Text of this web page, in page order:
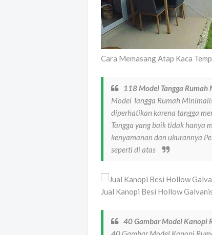
Cara Memasang Atap Kaca
118 Model Tangga
Model Tangga Rumah
diperhatikan karena tangga
Tangga yang baik tidak hanya
kenyamanan dan ukurannya
seperti di atas
Jual Kanopi Besi Hollow
40 Gambar Model Kanopi